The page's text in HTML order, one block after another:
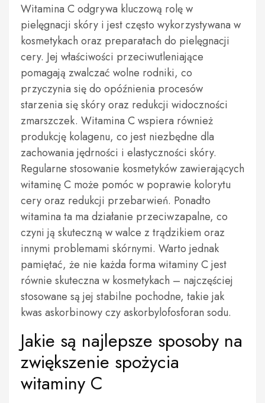
Witamina C odgrywa kluczową rolę w
pielęgnacji skóry i jest często wykorzystywana w
kosmetykach oraz preparatach do pielęgnacji
cery. Jej właściwości przeciwutleniające
pomagają zwalczać wolne rodniki, co
przyczynia się do opóźnienia procesów
starzenia się skóry oraz redukcji widoczności
zmarszczek. Witamina C wspiera również
produkcję kolagenu, co jest niezbędne dla
zachowania jędrności i elastyczności skóry.
Regularne stosowanie kosmetyków zawierających
witaminę C może pomóc w poprawie kolorytu
cery oraz redukcji przebarwień. Ponadto
witamina ta ma działanie przeciwzapalne, co
czyni ją skuteczną w walce z trądzikiem oraz
innymi problemami skórnymi. Warto jednak
pamiętać, że nie każda forma witaminy C jest
równie skuteczna w kosmetykach – najczęściej
stosowane są jej stabilne pochodne, takie jak
kwas askorbinowy czy askorbylofosforan sodu.
Jakie są najlepsze sposoby na
zwiększenie spożycia
witaminy C